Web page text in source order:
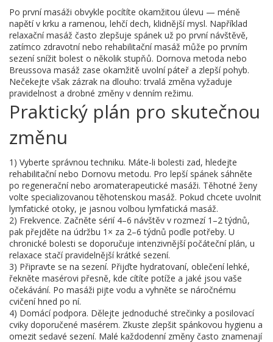
Po první masáži obvykle pocítíte okamžitou úlevu — méně
napětí v krku a ramenou, lehčí dech, klidnější mysl. Například
relaxační masáž často zlepšuje spánek už po první návštěvě,
zatímco zdravotní nebo rehabilitační masáž může po prvním
sezení snížit bolest o několik stupňů. Dornova metoda nebo
Breussova masáž zase okamžitě uvolní páteř a zlepší pohyb.
Nečekejte však zázrak na dlouho: trvalá změna vyžaduje
pravidelnost a drobné změny v denním režimu.
Praktický plán pro skutečnou
změnu
1) Vyberte správnou techniku. Máte-li bolesti zad, hledejte
rehabilitační nebo Dornovu metodu. Pro lepší spánek sáhněte
po regenerační nebo aromaterapeutické masáži. Těhotné ženy
volte specializovanou těhotenskou masáž. Pokud chcete uvolnit
lymfatické otoky, je jasnou volbou lymfatická masáž.
2) Frekvence. Začněte sérií 4–6 návštěv v rozmezí 1–2 týdnů,
pak přejděte na údržbu 1× za 2–6 týdnů podle potřeby. U
chronické bolesti se doporučuje intenzivnější počáteční plán, u
relaxace stačí pravidelnější krátké sezení.
3) Připravte se na sezení. Přijďte hydratovaní, oblečení lehké,
řekněte masérovi přesně, kde cítíte potíže a jaké jsou vaše
očekávání. Po masáži pijte vodu a vyhněte se náročnému
cvičení hned po ní.
4) Domácí podpora. Dělejte jednoduché strečinky a posilovací
cviky doporučené masérem. Zkuste zlepšit spánkovou hygienu a
omezit sedavé sezení. Malé každodenní změny často znamenají